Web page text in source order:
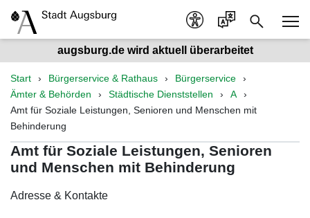
augsburg.de wird aktuell überarbeitet
Start Bürgerservice & Rathaus
Bürgerservice
Ämter & Behörden
Städtische Dienststellen
A
Amt für Soziale Leistungen, Senioren und Menschen mit
Behinderung
Amt für Soziale Leistungen, Senioren
und Menschen mit Behinderung
Adresse & Kontakte